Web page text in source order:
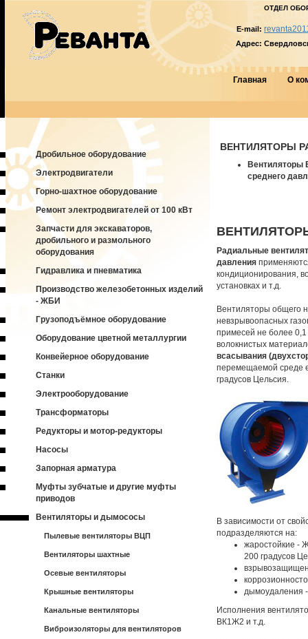
ОТДЕЛ
E-mail:
Адрес:
Главная О
Дробильное оборудование
Электродвигатели
Горно-шахтное оборудование
Ремонт электродвигателей от 100 кВт
Запчасти для экскаваторов,
дробильного и размольного
оборудования
Гидравлика и пневматика
Производство железобетонных изделий
- ЖБИ
Грузоподъёмное оборудование
Оборудование цветной металлургии
Конвейерное оборудование
Станки
Электрооборудование
Трансформаторы
Редукторы и мотор-редукторы
Насосы
Запорная арматура
Муфты зубчатые и другие муфты
приводов
Вентиляторы и дымососы
Пылевые вентиляторы ВЦП
Вентиляторы шахтные
Осевые вентиляторы
Крышные вентиляторы
Канальные вентиляторы
Виброизоляторы для вентиляторов
ВЕНТИЛЯТОРЫ
Вентиляторы
среднего
Радиальные
давления
кондиционирования,
установках и т.д.
Вентиляторы общего
невзрывоопасных
примесей не более
волокнистых
всасывания
перемещаемой среде
градусов Цельсия.
В зависимости от
подразделяются на:
жаростойкие -
200 градусов
дымоудаления
Исполнения
ВК1Ж2 и т.д.